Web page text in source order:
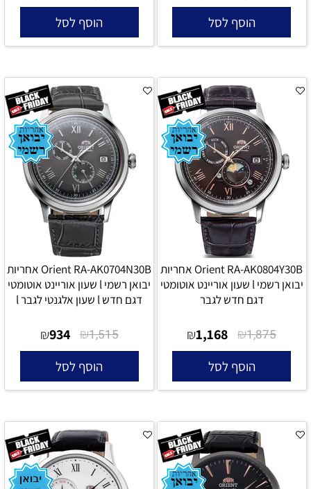
הוסף לסל הוסף לסל
Orient RA-AK0804Y30B אחריות
יבואן רשמי l שעון אוריינט אוטומטי
דגם חדש לגבר
₪1,875
₪1,168
הוסף לסל
Orient RA-AK0704N30B אחריות
יבואן רשמי l שעון אוריינט אוטומטי
דגם חדש l שעון אלגנטי לגבר l
₪1,515
₪934
הוסף לסל